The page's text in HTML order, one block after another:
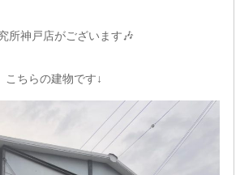
所神戸店がございます🎶
こちらの建物です↓